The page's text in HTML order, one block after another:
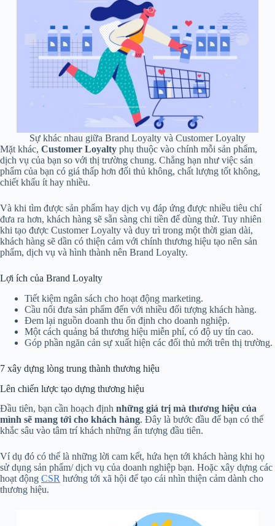
Sự khác nhau giữa Brand Loyalty và Customer Loyalty
Mặt khác, Customer Loyalty phụ thuộc vào chính mỗi sản phẩm,
dịch vụ của bạn so với thị trường chung. Chẳng hạn như việc sản
phẩm của bạn có giá thấp hơn đối thủ không, chất lượng tốt không,
chiết khấu ít hay nhiều.
Và khi tìm được sản phẩm hay dịch vụ đáp ứng được nhiều tiêu chí
đưa ra hơn, khách hàng sẽ sẵn sàng chi tiền để dùng thử. Tuy nhiên
khi tạo được Customer Loyalty và duy trì trong một thời gian dài,
khách hàng sẽ dần có thiện cảm với chính thương hiệu tạo nên sản
phẩm, dịch vụ và hình thành nên Brand Loyalty.
Lợi ích của Brand Loyalty
Tiết kiệm ngân sách cho hoạt động marketing.
Cầu nối đưa sản phẩm đến với nhiều đối tượng khách hàng.
Đem lại nguồn doanh thu ổn định cho doanh nghiệp.
Một cách quảng bá thương hiệu miễn phí, có độ uy tín cao.
Góp phần ngăn cản sự xuất hiện các đối thủ mới trên thị trường.
7 xây dựng lòng trung thành thương hiệu
Lên chiến lược tạo dựng thương hiệu
Đầu tiên, bạn cần hoạch định những giá trị mà thương hiệu của
mình sẽ mang tới cho khách hàng. Đây là bước đầu để bạn có thể
khắc sâu vào tâm trí khách những ấn tượng đầu tiên.
Ví dụ đó có thể là những lời cam kết, hứa hẹn tới khách hàng khi họ
sử dụng sản phẩm/ dịch vụ của doanh nghiệp bạn. Hoặc xây dựng các
hoạt động CSR hướng tới xã hội để tạo cái nhìn thiện cảm dành cho
thương hiệu.